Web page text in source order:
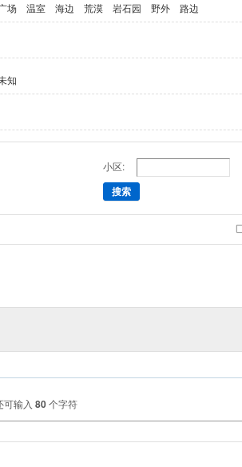
场 温室 海边 荒漠 岩石园 野外 路边
知
小区:
搜索
可输入 80个字符